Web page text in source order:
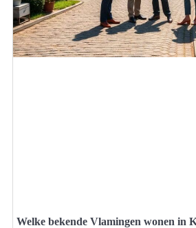
Welke bekende Vlamingen wonen in